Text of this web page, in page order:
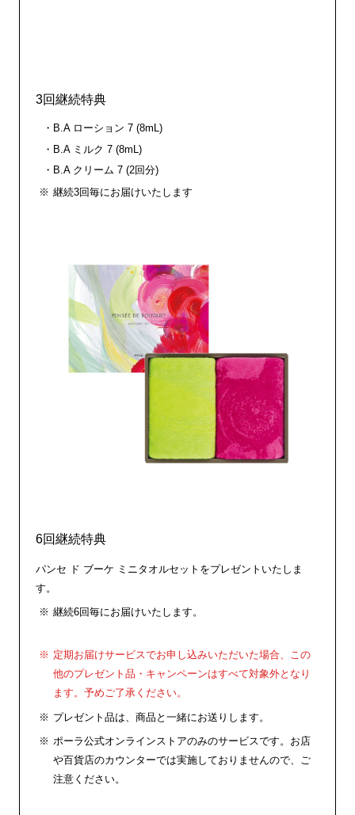
3回継続特典
B.A ローション 7 (8mL)
B.A ミルク 7 (8mL)
B.A クリーム 7 (2回分)
継続3回毎にお届けいたします
6回継続特典
パンセ ド ブーケ ミニタオルセットをプレゼントいたしま
す。
継続6回毎にお届けいたします。
定期お届けサービスでお申し込みいただいた場合、この
他のプレゼント品・キャンペーンはすべて対象外となり
ます。予めご了承ください。
プレゼント品は、商品と一緒にお送りします。
ポーラ公式オンラインストアのみのサービスです。お店
や百貨店のカウンターでは実施しておりませんので、ご
注意ください。